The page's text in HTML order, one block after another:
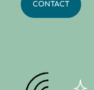
CONTACT